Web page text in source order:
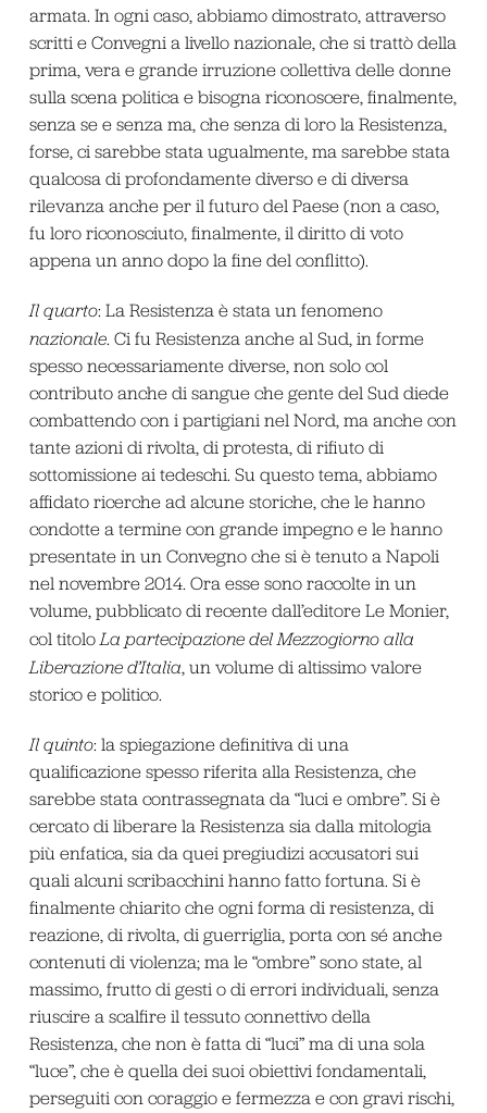
armata. In ogni caso, abbiamo dimostrato, attraverso
scritti e Convegni a livello nazionale, che si trattò della
prima, vera e grande irruzione collettiva delle donne
sulla scena politica e bisogna riconoscere, finalmente,
senza se e senza ma, che senza di loro la Resistenza,
forse, ci sarebbe stata ugualmente, ma sarebbe stata
qualcosa di profondamente diverso e di diversa
rilevanza anche per il futuro del Paese (non a caso,
fu loro riconosciuto, finalmente, il diritto di voto
appena un anno dopo la fine del conflitto).
Il quarto: La Resistenza è stata un fenomeno
nazionale. Ci fu Resistenza anche al Sud, in forme
spesso necessariamente diverse, non solo col
contributo anche di sangue che gente del Sud diede
combattendo con i partigiani nel Nord, ma anche con
tante azioni di rivolta, di protesta, di rifiuto di
sottomissione ai tedeschi. Su questo tema, abbiamo
affidato ricerche ad alcune storiche, che le hanno
condotte a termine con grande impegno e le hanno
presentate in un Convegno che si è tenuto a Napoli
nel novembre 2014. Ora esse sono raccolte in un
volume, pubblicato di recente dall’editore Le Monier,
col titolo La partecipazione del Mezzogiorno alla
Liberazione d’Italia, un volume di altissimo valore
storico e politico.
Il quinto: la spiegazione definitiva di una
qualificazione spesso riferita alla Resistenza, che
sarebbe stata contrassegnata da “luci e ombre”. Si è
cercato di liberare la Resistenza sia dalla mitologia
più enfatica, sia da quei pregiudizi accusatori sui
quali alcuni scribacchini hanno fatto fortuna. Si è
finalmente chiarito che ogni forma di resistenza, di
reazione, di rivolta, di guerriglia, porta con sé anche
contenuti di violenza; ma le “ombre” sono state, al
massimo, frutto di gesti o di errori individuali, senza
riuscire a scalfire il tessuto connettivo della
Resistenza, che non è fatta di “luci” ma di una sola
“luce”, che è quella dei suoi obiettivi fondamentali,
perseguiti con coraggio e fermezza e con gravi rischi,